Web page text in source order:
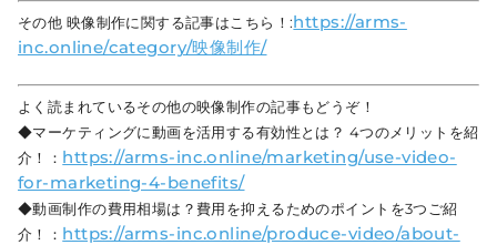
その他 映像制作に関する記事はこちら！:https://arms-
inc.online/category/映像制作/
よく読まれているその他の映像制作の記事もどうぞ！
◆マーケティングに動画を活用する有効性とは？ 4つのメリットを紹
介！： https://arms-inc.online/marketing/use-video-
for-marketing-4-benefits/
◆動画制作の費用相場は？費用を抑えるためのポイントを3つご紹
介！： https://arms-inc.online/produce-video/about-